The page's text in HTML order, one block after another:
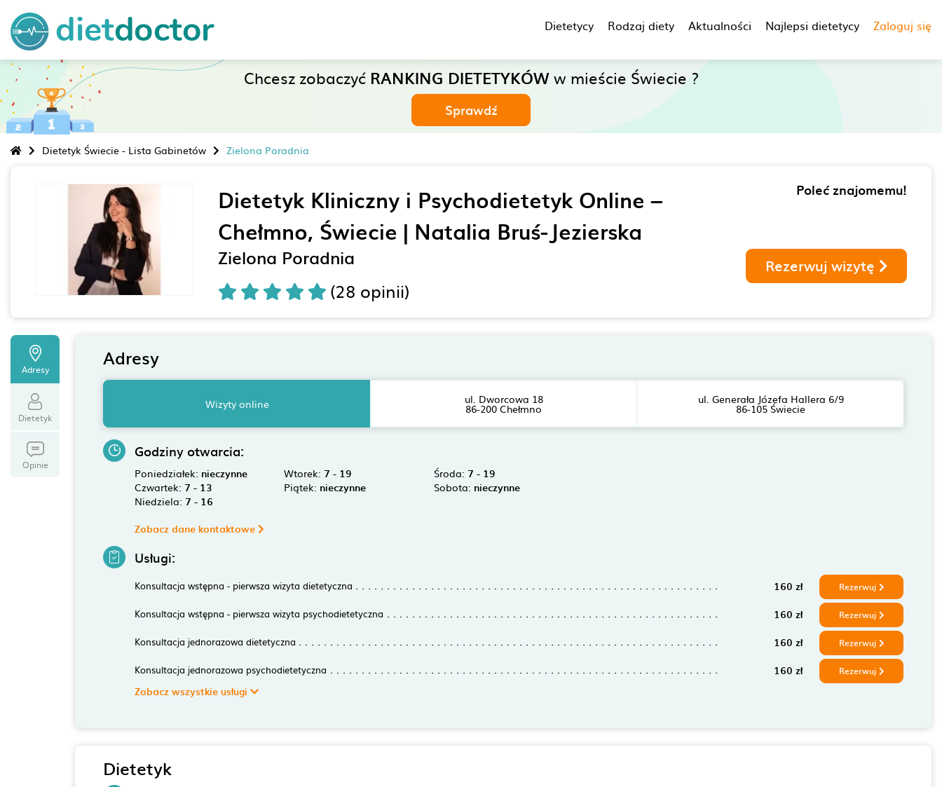
Dietetycy Rodzaj diety Aktualności Najlepsi dietetycy Zaloguj się
Chcesz zobaczyć RANKING DIETETYKÓWw mieście Świecie ?
Sprawdź
Dietetyk Świecie - Lista Gabinetów Zielona Poradnia
Dietetyk Kliniczny i Psychodietetyk Online –
Chełmno, Świecie | Natalia Bruś-Jezierska
Zielona Poradnia
(28 opinii)
Poleć znajomemu!
Rezerwuj wizytę
Adresy
Dietetyk
Opinie
Adresy
Wizyty online ul. Dworcowa 18
86-200 Chełmno
ul. Generała Józefa Hallera 6/9
86-105 Świecie
Godziny otwarcia:
Poniedziałek: nieczynne Wtorek: 7 - 19 Środa: 7 - 19
Czwartek: 7 - 13 Piątek: nieczynne Sobota: nieczynne
Niedziela: 7 - 16
Zobacz dane kontaktowe
Usługi:
Konsultacja wstępna - pierwsza wizyta dietetyczna 160 zł Rezerwuj
Konsultacja wstępna - pierwsza wizyta psychodietetyczna 160 zł Rezerwuj
Konsultacja jednorazowa dietetyczna 160 zł Rezerwuj
Konsultacja jednorazowa psychodietetyczna 160 zł Rezerwuj
Zobacz wszystkie usługi
Dietetyk